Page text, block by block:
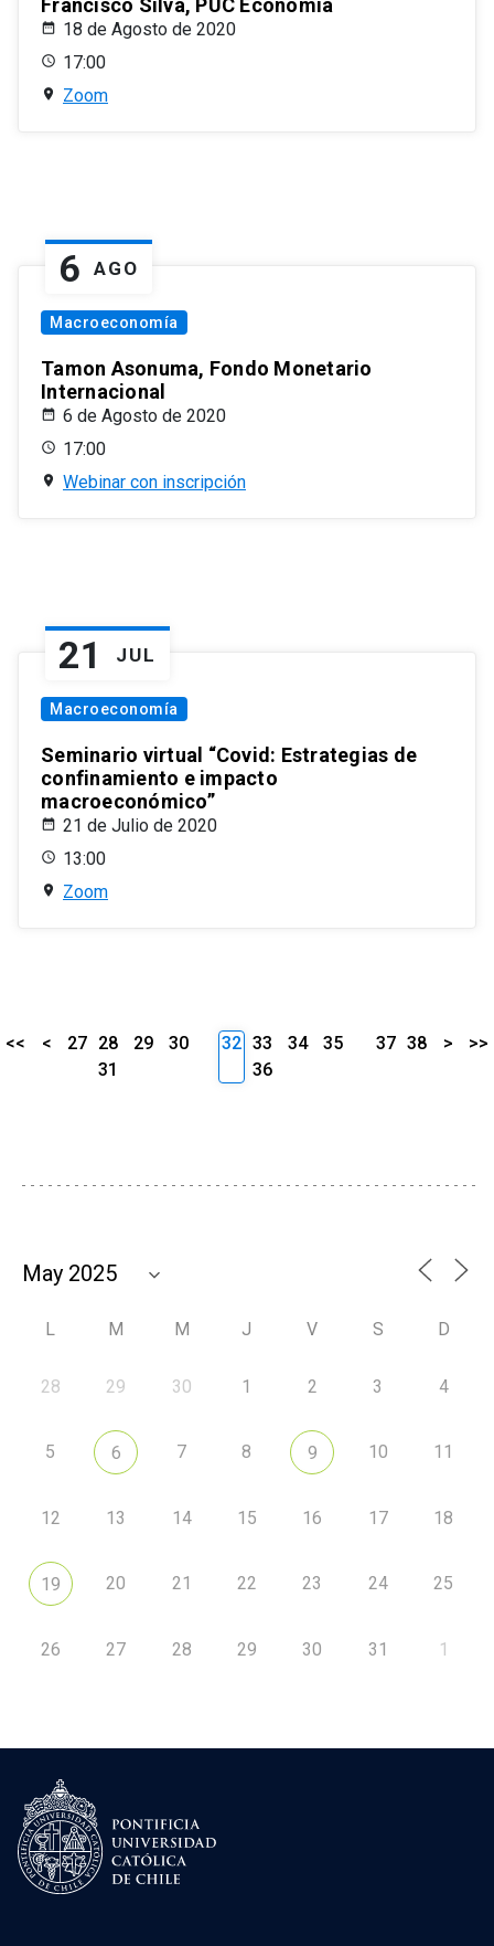
Francisco Silva, PUC Economía
18 de Agosto de 2020
17:00
Zoom
6 AGO
Macroeconomía
Tamon Asonuma, Fondo Monetario
Internacional
6 de Agosto de 2020
17:00
Webinar con inscripción
21 JUL
Macroeconomía
Seminario virtual “Covid: Estrategias de
confinamiento e impacto
macroeconómico”
21 de Julio de 2020
13:00
Zoom
<< < 27 28 29
30
31
32 33 34
35
36
37 38 > >>
L M M J V S D
28 29 30 1 2 3 4
5 6 7 8 9 10 11
12 13 14 15 16 17 18
19 20 21 22 23 24 25
26 27 28 29 30 31 1